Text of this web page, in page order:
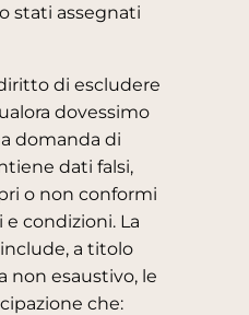
stati assegnati
di escludere
dovessimo
domanda di
dati falsi,
o non conformi
condizioni. La
a titolo
non esaustivo, le
che: